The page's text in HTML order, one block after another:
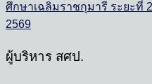
ศึกษาเฉลิมราชกุมารี ระยะที่
2569
ผู้บริหาร สศป.